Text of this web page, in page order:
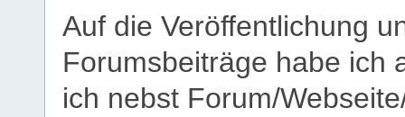
Auf die Veröffentlichung
Forumsbeiträge habe ich
ich nebst Forum/